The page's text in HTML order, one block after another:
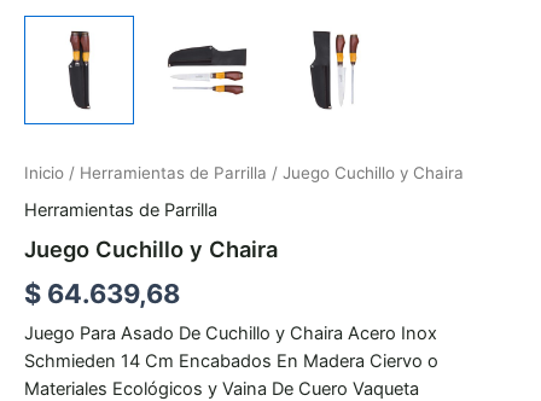
Inicio / Herramientas de Parrilla / Juego Cuchillo y Chaira
Herramientas de Parrilla
Juego Cuchillo y Chaira
$ 64.639,68
Juego Para Asado De Cuchillo y Chaira Acero Inox
Schmieden 14 Cm Encabados En Madera Ciervo o
Materiales Ecológicos y Vaina De Cuero Vaqueta